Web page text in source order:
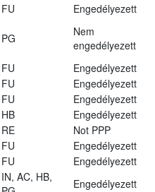
FU
Engedélyezett
PG
Nem
engedélyezett
FU
Engedélyezett
FU
Engedélyezett
FU
Engedélyezett
HB
Engedélyezett
RE
Not PPP
FU
Engedélyezett
FU
Engedélyezett
IN, AC, HB,
Engedélyezett